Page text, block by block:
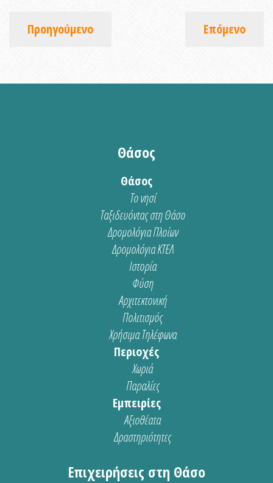
Προηγούμενο Επόμενο
Θάσος
Θάσος
Το νησί
Ταξιδευόντας στη Θάσο
Δρομολόγια Πλοίων
Δρομολόγια ΚΤΕΛ
Ιστορία
Φύση
Αρχιτεκτονική
Πολιτισμός
Χρήσιμα Τηλέφωνα
Περιοχές
Χωριά
Παραλίες
Εμπειρίες
Αξιοθέατα
Δραστηριότητες
Επιχειρήσεις στη Θάσο